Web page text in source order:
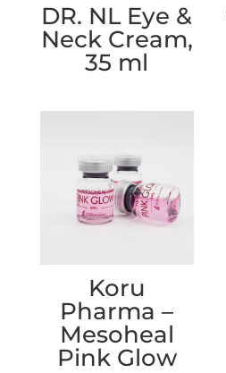
DR. NL Eye &
Neck Cream,
35 ml
Koru
Pharma –
Mesoheal
Pink Glow